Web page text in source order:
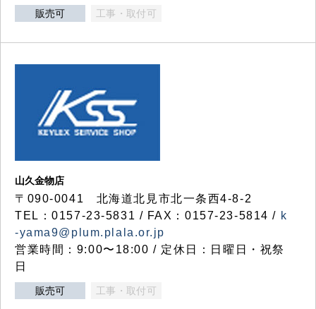
販売可 工事・取付可
山久金物店
〒090-0041 北海道北見市北一条西4-8-2
TEL：0157-23-5831 / FAX：0157-23-5814 / k
-yama9@plum.plala.or.jp
営業時間：9:00〜18:00 / 定休日：日曜日・祝祭
日
販売可 工事・取付可